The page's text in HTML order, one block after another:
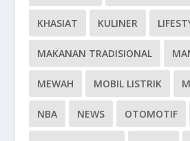
KHASIAT KULINER
MAKANAN TRADISIONAL
MEWAH MOBIL LISTRIK
NBA NEWS OTOMOTIF